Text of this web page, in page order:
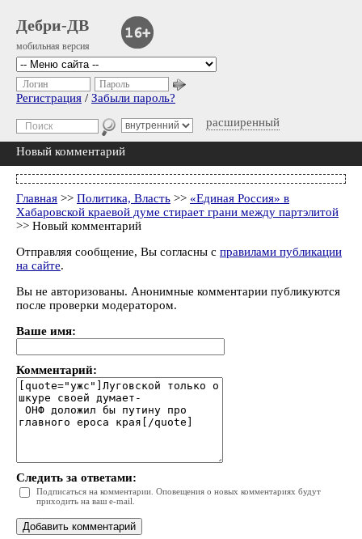
Дебри-ДВ
мобильная версия
расширенный
Логин Пароль
Регистрация / Забыли пароль?
Новый комментарий
Главная >> Политика, Власть >> «Единая Россия» в
Хабаровской краевой думе стирает грани между партэлитой
>> Новый комментарий
Отправляя сообщение, Вы согласны с правилами публикации
на сайте.
Вы не авторизованы. Анонимные комментарии публикуются
после проверки модератором.
Ваше имя:
Комментарий:
Следить за ответами:
Подписаться на комментарии. Оповещения о новых комментариях будут
приходить на ваш e-mail.